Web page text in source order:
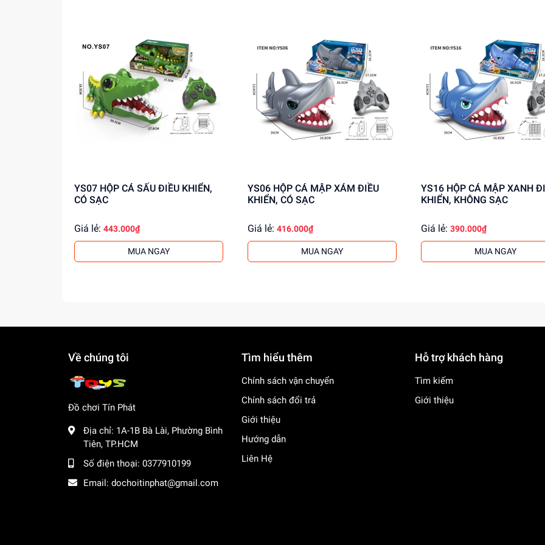
YS07 HỘP CÁ SẤU ĐIỀU KHIỂN,
CÓ SẠC
Giá lẻ: 443.000₫
MUA NGAY
YS06 HỘP CÁ MẬP XÁM ĐIỀU
KHIỂN, CÓ SẠC
Giá lẻ: 416.000₫
MUA NGAY
YS16 HỘP CÁ MẬP XANH ĐIỀU
KHIỂN, KHÔNG SẠC
Giá lẻ: 390.000₫
MUA NGAY
Về chúng tôi
Đồ chơi Tín Phát
Địa chỉ: 1A-1B Bà Lài, Phường Bình
Tiên, TP.HCM
Số điện thoại: 0377910199
Email: dochoitinphat@gmail.com
Tìm hiểu thêm
Chính sách vận chuyển
Chính sách đổi trả
Giới thiệu
Hướng dẫn
Liên Hệ
Hỗ trợ khách hàng
Tìm kiếm
Giới thiệu